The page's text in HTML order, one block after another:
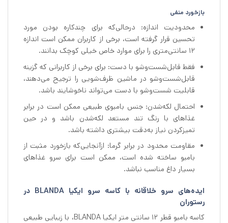
بازخورد منفی
محدودیت اندازه: درحالی‌که برای چندکاره بودن مورد
تحسین قرار گرفته است، برخی از کاربران ممکن است اندازه
۱۲ سانتی‌متری را برای موارد خاص خیلی کوچک بدانند.
فقط قابل‌شست‌وشو با دست: برای برخی از کاربرانی که گزینه
قابل‌شست‌وشو در ماشین ظرف‌شویی را ترجیح می‌دهند،
قابلیت شست‌وشو با دست می‌تواند ناخوشایند باشد.
احتمال لکه‌شدن: جنس بامبوی طبیعی ممکن است در برابر
غذاهای با رنگ تند مستعد لکه‌شدن باشد و در حین
تمیزکردن نیاز به‌دقت بیشتری داشته باشد.
مقاومت محدود در برابر گرما: ازآنجایی‌که بازخورد مثبت از
بامبو ساخته شده است، ممکن است برای سرو غذاهای
بسیار داغ مناسب نباشد.
ایده‌های سرو خلاقانه با کاسه سرو ایکیا BLANDA در
رستوران
کاسه بامبو قطر 12 سانتی متر ایکیا BLANDA، با زیبایی طبیعی